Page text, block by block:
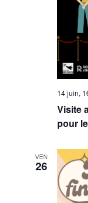
14 juin,
Visite
pour
VEN
26